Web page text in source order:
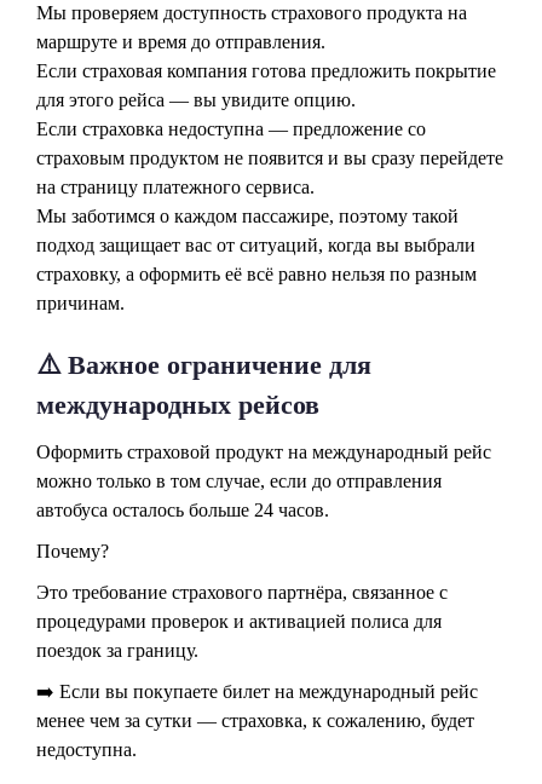
Мы проверяем доступность страхового продукта на
маршруте и время до отправления.
Если страховая компания готова предложить покрытие
для этого рейса — вы увидите опцию.
Если страховка недоступна — предложение со
страховым продуктом не появится и вы сразу перейдете
на страницу платежного сервиса.
Мы заботимся о каждом пассажире, поэтому такой
подход защищает вас от ситуаций, когда вы выбрали
страховку, а оформить её всё равно нельзя по разным
причинам.
⚠️ Важное ограничение для
международных рейсов
Оформить страховой продукт на международный рейс
можно только в том случае, если до отправления
автобуса осталось больше 24 часов.
Почему?
Это требование страхового партнёра, связанное с
процедурами проверок и активацией полиса для
поездок за границу.
➡️ Если вы покупаете билет на международный рейс
менее чем за сутки — страховка, к сожалению, будет
недоступна.